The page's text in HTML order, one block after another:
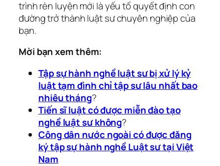
trình rèn luyện mới là yếu tố quyết định con
đường trở thành luật sư chuyên nghiệp của
bạn.
Mời bạn xem thêm:
Tập sự hành nghề luật sư bị xử lý kỷ
luật tạm đình chỉ tập sư lâu nhất bao
nhiêu tháng?
Tiến sĩ luật có được miễn đào tạo
nghề luật sư không?
Công dân nước ngoài có được đăng
ký tập sự hành nghề Luật sư tại Việt
Nam